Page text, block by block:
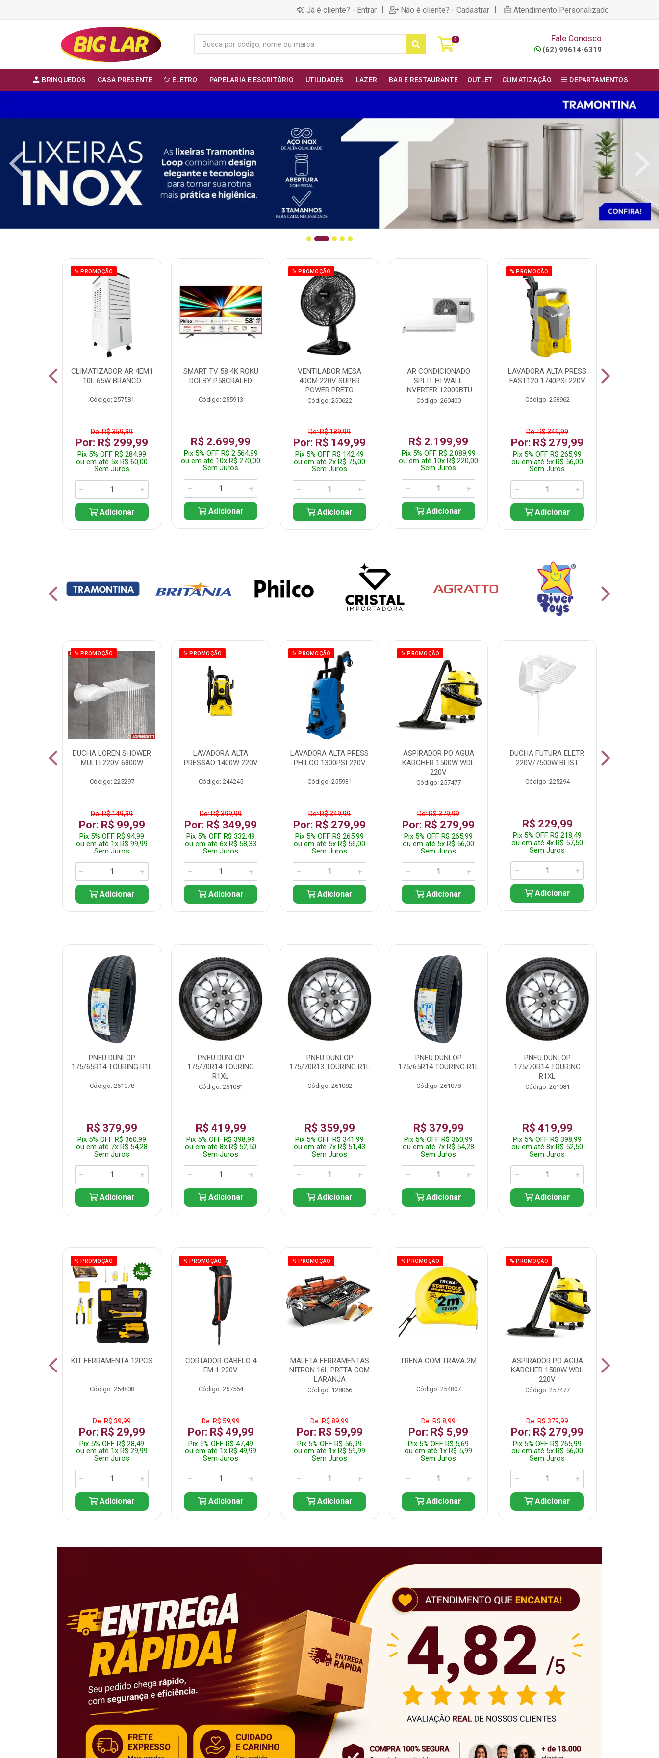
Já é cliente? - Entrar | Não é cliente? - Cadastrar | Atendimento Personalizado
0 Fale Conosco
(62) 99614-6319
BRINQUEDOS CASA PRESENTE ELETRO PAPELARIA E ESCRITÓRIO UTILIDADES LAZER BAR E RESTAURANTE OUTLET CLIMATIZAÇÃO DEPARTAMENTOS
% PROMOÇÃO
CLIMATIZADOR AR 4EM1
10L 65W BRANCO
Código: 257581
De: R$ 359,99
Por: R$ 299,99
Pix 5% OFF R$ 284,99
ou em até 5x R$ 60,00
Sem Juros
Adicionar
SMART TV 58 4K ROKU
DOLBY P58CRALED
Código: 255913
R$ 2.699,99
Pix 5% OFF R$ 2.564,99
ou em até 10x R$ 270,00
Sem Juros
Adicionar
% PROMOÇÃO
VENTILADOR MESA
40CM 220V SUPER
POWER PRETO
Código: 250622
De: R$ 189,99
Por: R$ 149,99
Pix 5% OFF R$ 142,49
ou em até 2x R$ 75,00
Sem Juros
Adicionar
AR CONDICIONADO
SPLIT HI WALL
INVERTER 12000BTU
Código: 260400
R$ 2.199,99
Pix 5% OFF R$ 2.089,99
ou em até 10x R$ 220,00
Sem Juros
Adicionar
% PROMOÇÃO
LAVADORA ALTA PRESS
FAST120 1740PSI 220V
Código: 258962
De: R$ 349,99
Por: R$ 279,99
Pix 5% OFF R$ 265,99
ou em até 5x R$ 56,00
Sem Juros
Adicionar
% PROMOÇÃO
DUCHA LOREN SHOWER
MULTI 220V 6800W
Código: 225297
De: R$ 149,99
Por: R$ 99,99
Pix 5% OFF R$ 94,99
ou em até 1x R$ 99,99
Sem Juros
Adicionar
% PROMOÇÃO
LAVADORA ALTA
PRESSAO 1400W 220V
Código: 244245
De: R$ 399,99
Por: R$ 349,99
Pix 5% OFF R$ 332,49
ou em até 6x R$ 58,33
Sem Juros
Adicionar
% PROMOÇÃO
LAVADORA ALTA PRESS
PHILCO 1300PSI 220V
Código: 255931
De: R$ 349,99
Por: R$ 279,99
Pix 5% OFF R$ 265,99
ou em até 5x R$ 56,00
Sem Juros
Adicionar
% PROMOÇÃO
ASPIRADOR PO AGUA
KARCHER 1500W WDL
220V
Código: 257477
De: R$ 379,99
Por: R$ 279,99
Pix 5% OFF R$ 265,99
ou em até 5x R$ 56,00
Sem Juros
Adicionar
DUCHA FUTURA ELETR
220V/7500W BLIST
Código: 225294
R$ 229,99
Pix 5% OFF R$ 218,49
ou em até 4x R$ 57,50
Sem Juros
Adicionar
PNEU DUNLOP
175/65R14 TOURING R1L
Código: 261078
R$ 379,99
Pix 5% OFF R$ 360,99
ou em até 7x R$ 54,28
Sem Juros
Adicionar
PNEU DUNLOP
175/70R14 TOURING
R1XL
Código: 261081
R$ 419,99
Pix 5% OFF R$ 398,99
ou em até 8x R$ 52,50
Sem Juros
Adicionar
PNEU DUNLOP
175/70R13 TOURING R1L
Código: 261082
R$ 359,99
Pix 5% OFF R$ 341,99
ou em até 7x R$ 51,43
Sem Juros
Adicionar
PNEU DUNLOP
175/65R14 TOURING R1L
Código: 261078
R$ 379,99
Pix 5% OFF R$ 360,99
ou em até 7x R$ 54,28
Sem Juros
Adicionar
PNEU DUNLOP
175/70R14 TOURING
R1XL
Código: 261081
R$ 419,99
Pix 5% OFF R$ 398,99
ou em até 8x R$ 52,50
Sem Juros
Adicionar
% PROMOÇÃO
KIT FERRAMENTA 12PCS
Código: 254808
De: R$ 39,99
Por: R$ 29,99
Pix 5% OFF R$ 28,49
ou em até 1x R$ 29,99
Sem Juros
Adicionar
% PROMOÇÃO
CORTADOR CABELO 4
EM 1 220V
Código: 257564
De: R$ 59,99
Por: R$ 49,99
Pix 5% OFF R$ 47,49
ou em até 1x R$ 49,99
Sem Juros
Adicionar
% PROMOÇÃO
MALETA FERRAMENTAS
NITRON 16L PRETA COM
LARANJA
Código: 128066
De: R$ 89,99
Por: R$ 59,99
Pix 5% OFF R$ 56,99
ou em até 1x R$ 59,99
Sem Juros
Adicionar
% PROMOÇÃO
TRENA COM TRAVA 2M
Código: 254807
De: R$ 8,99
Por: R$ 5,99
Pix 5% OFF R$ 5,69
ou em até 1x R$ 5,99
Sem Juros
Adicionar
% PROMOÇÃO
ASPIRADOR PO AGUA
KARCHER 1500W WDL
220V
Código: 257477
De: R$ 379,99
Por: R$ 279,99
Pix 5% OFF R$ 265,99
ou em até 5x R$ 56,00
Sem Juros
Adicionar